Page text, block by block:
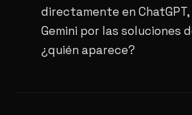
directamente en
Gemini por las soluciones
¿quién aparece?